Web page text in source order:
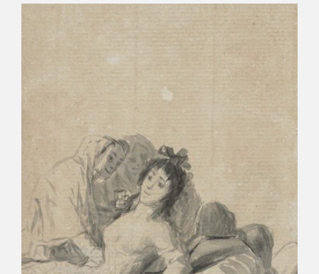
PROGRAMACIÓN
EXPOSICIONES
ACTIVIDADES